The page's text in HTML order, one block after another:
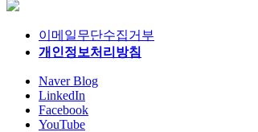
이메일무단수집거부
개인정보처리방침
Naver Blog
LinkedIn
Facebook
YouTube